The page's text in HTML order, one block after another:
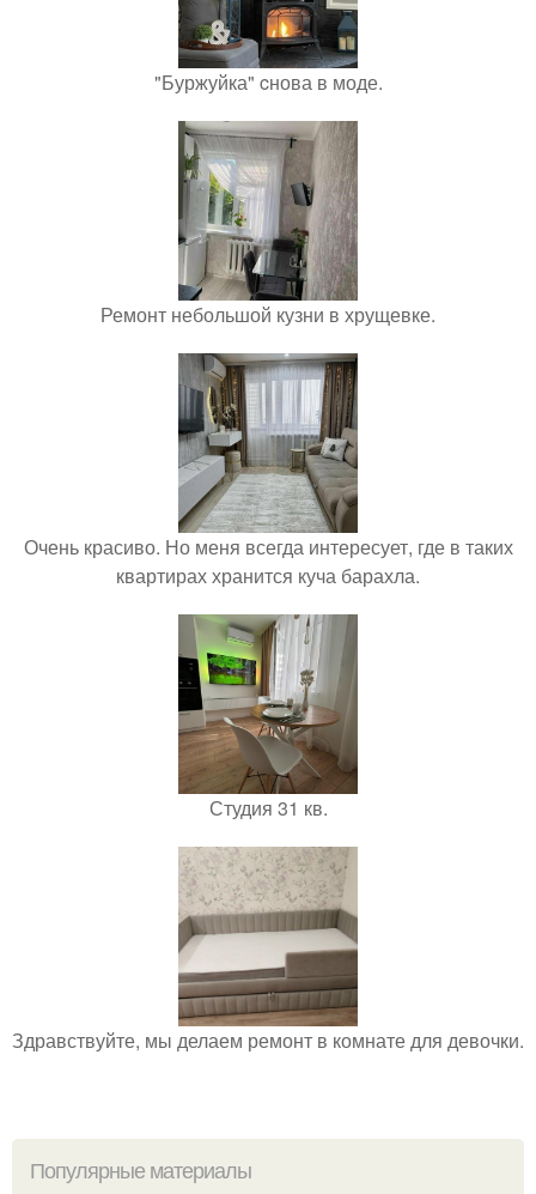
"Буржуйка" cнова в моде.
Ремонт небольшой кузни в хрущевке.
Очень красиво. Но меня всегда интересует, где в таких
квартирах хранится куча барахла.
Студия 31 кв.
Здравствуйте, мы делаем ремонт в комнате для девочки.
Популярные материалы